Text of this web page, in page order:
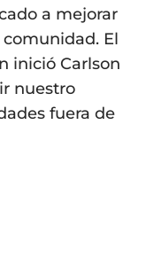
a mejorar
El
inició Carlson
nuestro
fuera de